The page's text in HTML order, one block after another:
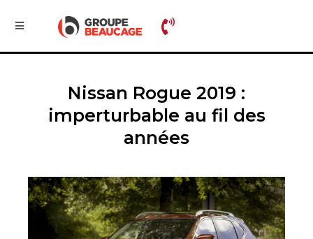
Nissan Rogue 2019 :
imperturbable au fil des
années